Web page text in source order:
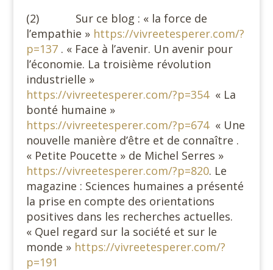
(2) Sur ce blog : « la force de
l’empathie » https://vivreetesperer.com/?
p=137. « Face à l’avenir. Un avenir pour
l’économie. La troisième révolution
industrielle »
https://vivreetesperer.com/?p=354« La
bonté humaine »
https://vivreetesperer.com/?p=674« Une
nouvelle manière d’être et de connaître .
« Petite Poucette » de Michel Serres »
https://vivreetesperer.com/?p=820. Le
magazine : Sciences humaines a présenté
la prise en compte des orientations
positives dans les recherches actuelles.
« Quel regard sur la société et sur le
monde » https://vivreetesperer.com/?
p=191